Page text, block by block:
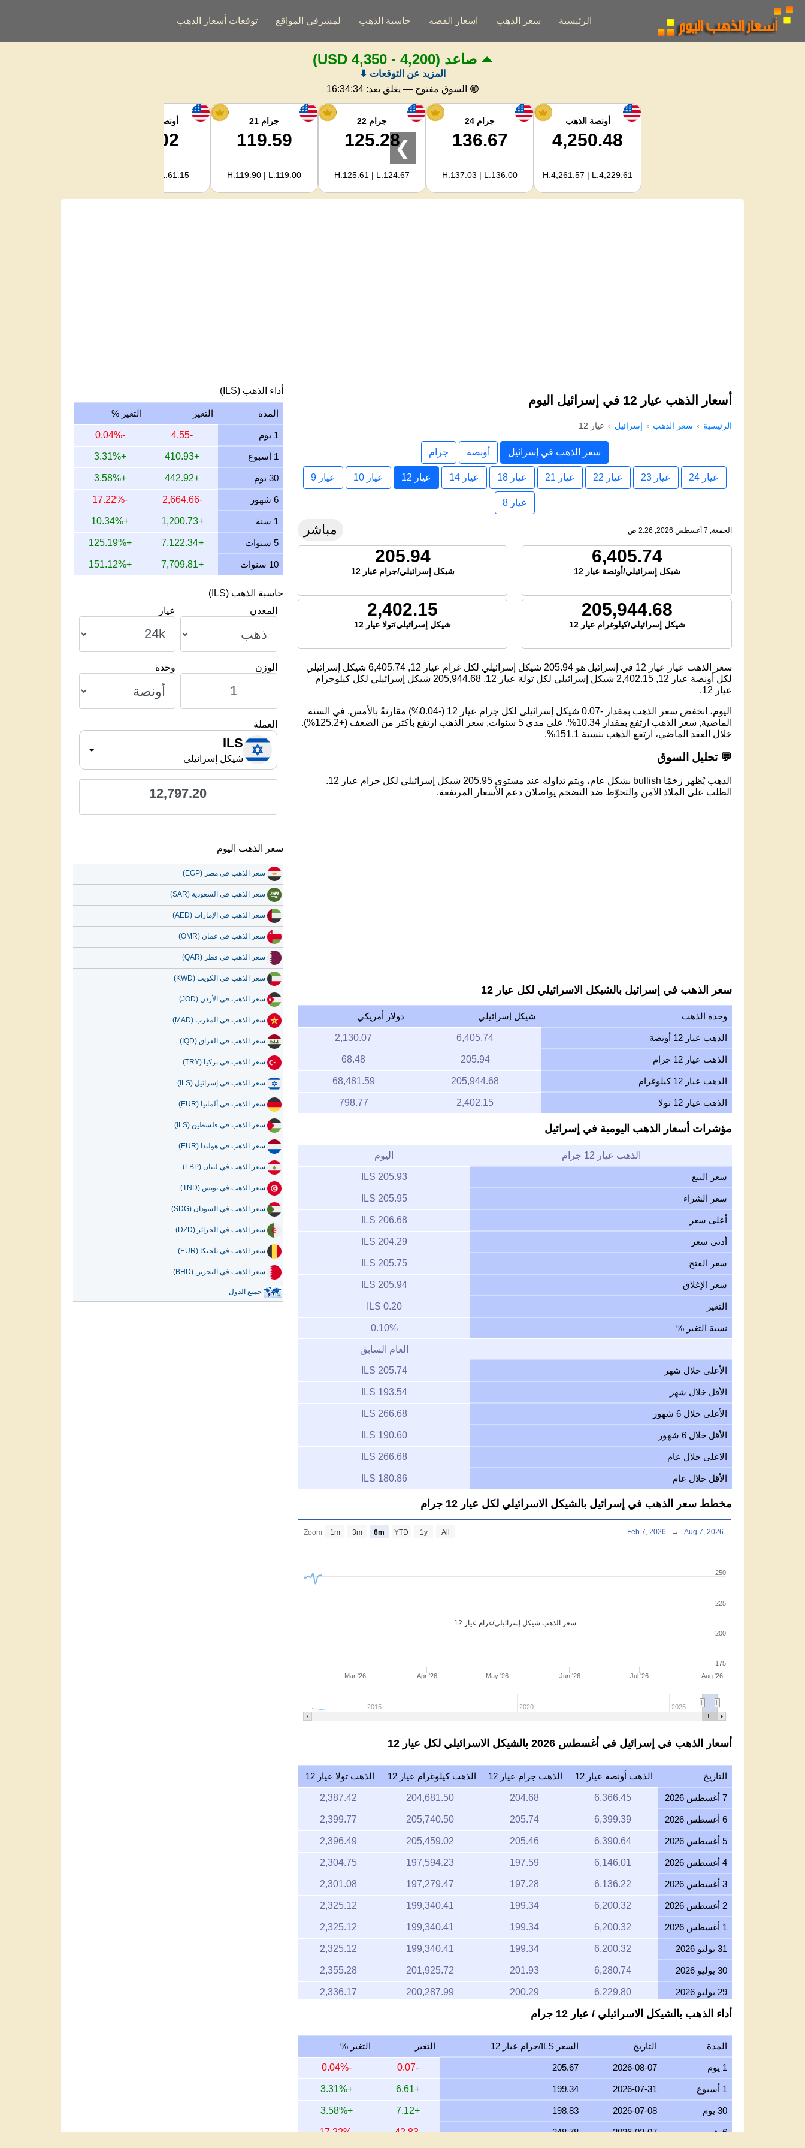
الرئيسية سعر الذهب اسعار الفضه حاسبة الذهب لمشرفي المواقع توقعات أسعار الذهب
صاعد (4,200 - 4,350 USD)
المزيد عن التوقعات ⬇
🟢 السوق مفتوح — يغلق بعد: 16:34:33
أونصة الذهب
4,250.48
H:4,261.57 | L:4,229.61
جرام 24
136.67
H:137.03 | L:136.00
جرام 22
125.28
H:125.61 | L:124.67
جرام 21
119.59
H:119.90 | L:119.00
أونصة الفضة
62.02
H:62.32 | L:61.15
❯
أسعار الذهب عيار 12 في إسرائيل اليوم
الرئيسية سعر الذهب إسرائيل عيار 12
سعر الذهب في إسرائيل أونصة جرام
عيار 24 عيار 23 عيار 22 عيار 21 عيار 18 عيار 14 عيار 12 عيار 10 عيار 9
عيار 8
الجمعة, 7 أغسطس 2026, 2:26 ص مباشر
6,405.74
شيكل إسرائيلي/أونصة عيار 12
205.94
شيكل إسرائيلي/جرام عيار 12
205,944.68
شيكل إسرائيلي/كيلوغرام عيار 12
2,402.15
شيكل إسرائيلي/تولا عيار 12
سعر الذهب عيار عيار 12 في إسرائيل هو 205.94 شيكل إسرائيلي لكل غرام عيار 12, 6,405.74 شيكل إسرائيلي
لكل أونصة عيار 12,
2,402.15 شيكل إسرائيلي لكل تولة عيار 12, 205,944.68 شيكل إسرائيلي لكل كيلوجرام
عيار 12.
اليوم، انخفض سعر الذهب بمقدار -0.07 شيكل إسرائيلي لكل جرام عيار 12 (-0.04%) مقارنةً بالأمس. في السنة
الماضية, سعر الذهب ارتفع بمقدار 10.34%. على مدى 5 سنوات, سعر الذهب ارتفع بأكثر من الضعف (+125.2%).
خلال العقد الماضي، ارتفع الذهب بنسبة 151.1%.
💬 تحليل السوق
الذهب يُظهر زخمًا bullish بشكل عام، ويتم تداوله عند مستوى 205.95 شيكل إسرائيلي لكل جرام عيار 12.
الطلب على الملاذ الآمن والتحوّط ضد التضخم يواصلان دعم الأسعار المرتفعة.
سعر الذهب في إسرائيل بالشيكل الاسرائيلي لكل عيار 12
وحدة الذهب شيكل إسرائيلي دولار أمريكي
الذهب عيار 12 أونصة 6,405.74
2,130.07
الذهب عيار 12 جرام 205.94
68.48
الذهب عيار 12 كيلوغرام 205,944.68
68,481.59
الذهب عيار 12 تولا 2,402.15
798.77
مؤشرات أسعار الذهب اليومية في إسرائيل
الذهب عيار 12 جرام اليوم
سعر البيع 205.93 ILS
سعر الشراء 205.95 ILS
أعلى سعر 206.68 ILS
أدنى سعر 204.29 ILS
سعر الفتح 205.75 ILS
سعر الإغلاق 205.94 ILS
التغير 0.20 ILS
نسبة التغير % 0.10%
العام السابق
الأعلى خلال شهر 205.74 ILS
الأقل خلال شهر 193.54 ILS
الأعلى خلال 6 شهور 266.68 ILS
الأقل خلال 6 شهور 190.60 ILS
الاعلى خلال عام 266.68 ILS
الأقل خلال عام 180.86 ILS
مخطط سعر الذهب في إسرائيل بالشيكل الاسرائيلي لكل عيار 12 جرام
سعر الذهب شيكل إسرائيلي/غرام عيار 12
Mar '26 Apr '26 May '26 Jun '26 Jul '26 Aug '26
2015 2020 2025
200
175
225
250
Zoom 1m 3m 6m YTD 1y All Feb 7, 2026 → Aug 7, 2026
أسعار الذهب في إسرائيل في أغسطس 2026 بالشيكل الاسرائيلي لكل عيار 12
التاريخ الذهب أونصة عيار 12 الذهب جرام عيار 12 الذهب كيلوغرام عيار 12 الذهب تولا عيار 12
7 أغسطس 2026 6,366.45
204.68
204,681.50
2,387.42
6 أغسطس 2026 6,399.39
205.74
205,740.50
2,399.77
5 أغسطس 2026 6,390.64
205.46
205,459.02
2,396.49
4 أغسطس 2026 6,146.01
197.59
197,594.23
2,304.75
3 أغسطس 2026 6,136.22
197.28
197,279.47
2,301.08
2 أغسطس 2026 6,200.32
199.34
199,340.41
2,325.12
1 أغسطس 2026 6,200.32
199.34
199,340.41
2,325.12
31 يوليو 2026 6,200.32
199.34
199,340.41
2,325.12
30 يوليو 2026 6,280.74
201.93
201,925.72
2,355.28
29 يوليو 2026 6,229.80
200.29
200,287.99
2,336.17
28 يوليو 2026 6,168.55
198.32
27 يوليو 2026 6,236.22
200.49
200,494.62
2,338.58
26 يوليو 2026 6,166.80
198.26
198,262.67
2,312.55
25 يوليو 2026 6,166.80
198.26
198,262.67
24 يوليو 2026 6,191.87
199.07
199,068.62
23 يوليو 2026 6,220.85
200.00
200,000.33
أداء الذهب بالشيكل الاسرائيلي / عيار 12 جرام
المدة التاريخ السعر ILS/جرام عيار 12 التغير التغير %
1 يوم 2026-08-07
205.67
-0.07
-0.04%
1 أسبوع 2026-07-31
199.34
+6.61
+3.31%
30 يوم 2026-07-08
198.83
+7.12
+3.58%
6 شهور 2026-02-07
248.78
-42.83
-17.22%
أداء الذهب (ILS)
المدة التغير التغير %
1 يوم -4.55
-0.04%
1 أسبوع +410.93
+3.31%
30 يوم +442.92
+3.58%
6 شهور -2,664.66
-17.22%
1 سنة +1,200.73
+10.34%
5 سنوات +7,122.34
+125.19%
10 سنوات +7,709.81
+151.12%
حاسبة الذهب (ILS)
المعدن
عيار
الوزن وحدة
العملة
ILS
شيكل إسرائيلي
12,797.20
سعر الذهب اليوم
سعر الذهب في مصر (EGP)
سعر الذهب في السعودية (SAR)
سعر الذهب في الإمارات (AED)
سعر الذهب في عمان (OMR)
سعر الذهب في قطر (QAR)
سعر الذهب في الكويت (KWD)
سعر الذهب في الأردن (JOD)
سعر الذهب في المغرب (MAD)
سعر الذهب في العراق (IQD)
سعر الذهب في تركيا (TRY)
سعر الذهب في إسرائيل (ILS)
سعر الذهب في ألمانيا (EUR)
سعر الذهب في فلسطين (ILS)
سعر الذهب في هولندا (EUR)
سعر الذهب في لبنان (LBP)
سعر الذهب في تونس (TND)
سعر الذهب في السودان (SDG)
سعر الذهب في الجزائر (DZD)
سعر الذهب في بلجيكا (EUR)
سعر الذهب في البحرين (BHD)
جميع الدول